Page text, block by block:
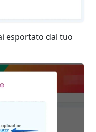
esportato dal tuo